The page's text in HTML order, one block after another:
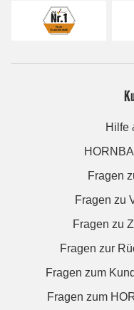
Hilfe
Fragen
Fragen zu
Fragen zu
Fragen zur
Fragen zum
Fragen zum